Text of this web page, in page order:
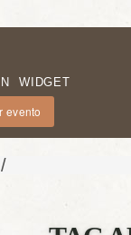
WIDGET
evento
/